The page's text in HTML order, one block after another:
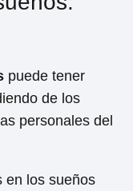
puede tener
de los
personales del
en los sueños